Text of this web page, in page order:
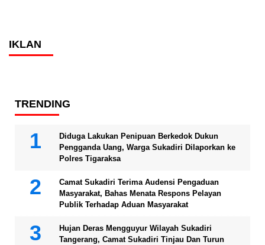
IKLAN
TRENDING
Diduga Lakukan Penipuan Berkedok Dukun
Pengganda Uang, Warga Sukadiri Dilaporkan ke
Polres Tigaraksa
Camat Sukadiri Terima Audensi Pengaduan
Masyarakat, Bahas Menata Respons Pelayan
Publik Terhadap Aduan Masyarakat
Hujan Deras Mengguyur Wilayah Sukadiri
Tangerang, Camat Sukadiri Tinjau Dan Turun